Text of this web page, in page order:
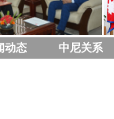
动态 中尼关系